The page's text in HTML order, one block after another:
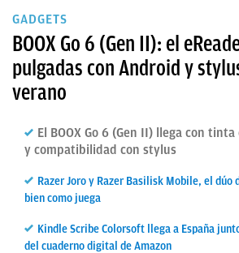
GADGETS
BOOX Go 6 (Gen II): el
pulgadas con Android y
verano
El BOOX Go 6 (Gen II) llega con
y compatibilidad con stylus
Razer Joro y Razer Basilisk Mobile, el dúo
bien como juega
Kindle Scribe Colorsoft llega a España
del cuaderno digital de Amazon